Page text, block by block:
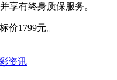
享有终身质保服务。
价1799元。
资讯